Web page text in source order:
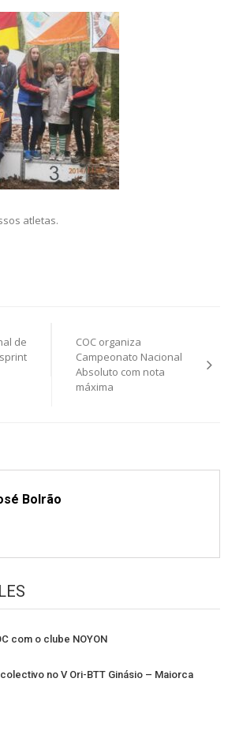
atletas.
de
sprint
COC organiza
Campeonato Nacional
Absoluto com nota
máxima
Bolrão
com o clube NOYON
no V Ori-BTT Ginásio – Maiorca